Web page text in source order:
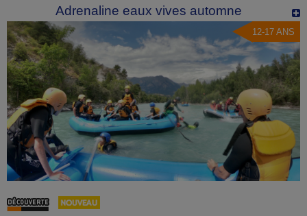
Adrenaline eaux vives automne
12-17 ANS